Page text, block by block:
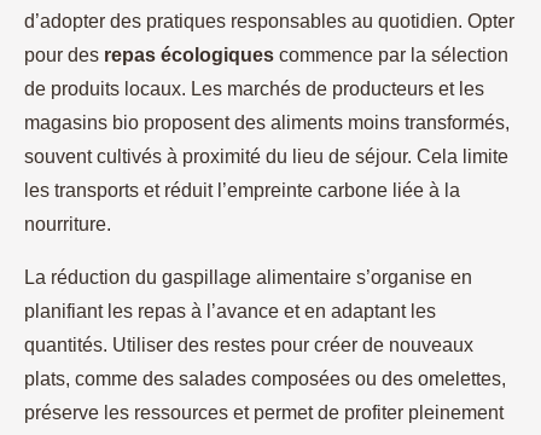
d’adopter des pratiques responsables au quotidien. Opter
pour des repas écologiques commence par la sélection
de produits locaux. Les marchés de producteurs et les
magasins bio proposent des aliments moins transformés,
souvent cultivés à proximité du lieu de séjour. Cela limite
les transports et réduit l’empreinte carbone liée à la
nourriture.
La réduction du gaspillage alimentaire s’organise en
planifiant les repas à l’avance et en adaptant les
quantités. Utiliser des restes pour créer de nouveaux
plats, comme des salades composées ou des omelettes,
préserve les ressources et permet de profiter pleinement